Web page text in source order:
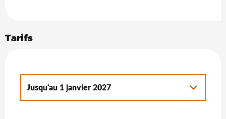
Tarifs
Jusqu'au 1 janvier 2027